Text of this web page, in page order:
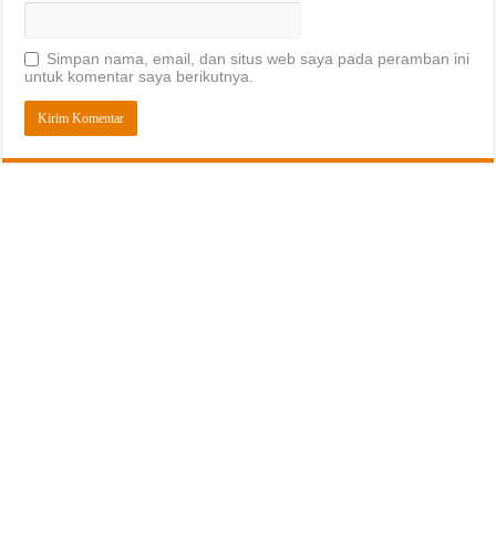
Simpan nama, email, dan situs web saya pada peramban ini
untuk komentar saya berikutnya.